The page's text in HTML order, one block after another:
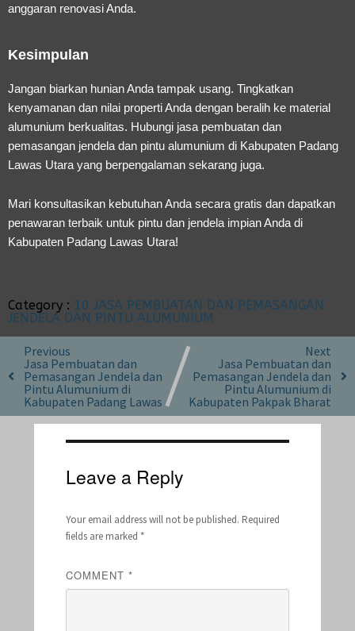
anggaran renovasi Anda.
Kesimpulan
Jangan biarkan hunian Anda tampak usang. Tingkatkan
kenyamanan dan nilai properti Anda dengan beralih ke material
alumunium berkualitas. Hubungi jasa pembuatan dan
pemasangan jendela dan pintu alumunium di Kabupaten Padang
Lawas Utara yang berpengalaman sekarang juga.
Mari konsultasikan kebutuhan Anda secara gratis dan dapatkan
penawaran terbaik untuk pintu dan jendela impian Anda di
Kabupaten Padang Lawas Utara!
Category : 10 JASA PEMBUATAN DAN PEMASANGAN
JENDELA DAN PINTU ALUMUNIUM
Previous
Jasa Pembuatan dan
Pemasangan Jendela dan
Pintu Alumunium di
Kabupaten Padang Lawas
Next
Jasa Pembuatan dan
Pemasangan Jendela dan
Pintu Alumunium di
Kabupaten Pakpak Bharat
Leave a Reply
Your email address will not be published. Required
fields are marked *
COMMENT *